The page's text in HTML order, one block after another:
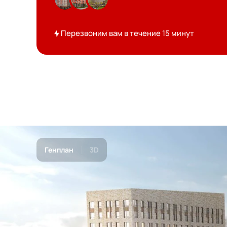
Перезвоним вам в течение 15 минут
Генплан 3D